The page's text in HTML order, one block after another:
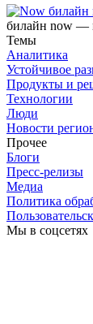
билайн
билайн now —
Темы
Аналитика
Устойчивое
Продукты и
Технологии
Люди
Новости
Прочее
Блоги
Пресс-релизы
Медиа
Политика
Мы в соцсетях